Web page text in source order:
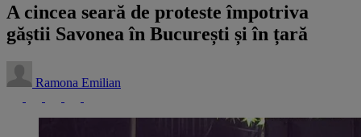
A cincea seară de proteste împotriva
găștii Savonea în București și în țară
Ramona Emilian